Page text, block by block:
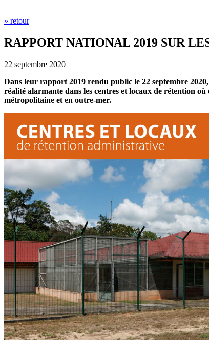
» retour
RAPPORT NATIONAL 2019 SUR
22 septembre 2020
Dans leur rapport 2019 rendu public le 22 septembre
réalité alarmante dans les centres et locaux de rétention
métropolitaine et en outre-mer.